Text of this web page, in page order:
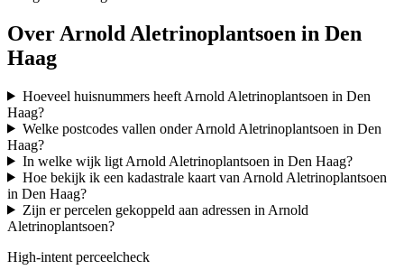
Over Arnold Aletrinoplantsoen in Den
Haag
Hoeveel huisnummers heeft Arnold Aletrinoplantsoen in Den
Haag?
Welke postcodes vallen onder Arnold Aletrinoplantsoen in Den
Haag?
In welke wijk ligt Arnold Aletrinoplantsoen in Den Haag?
Hoe bekijk ik een kadastrale kaart van Arnold Aletrinoplantsoen
in Den Haag?
Zijn er percelen gekoppeld aan adressen in Arnold
Aletrinoplantsoen?
High-intent perceelcheck